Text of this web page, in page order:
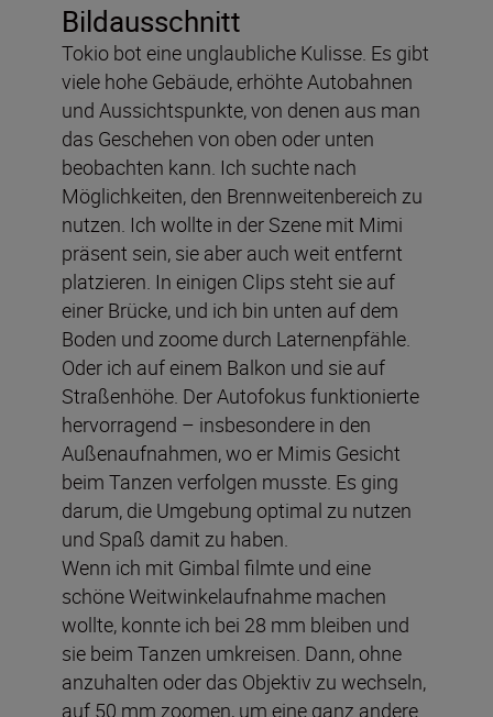
Bildausschnitt
Tokio bot eine unglaubliche Kulisse. Es gibt
viele hohe Gebäude, erhöhte Autobahnen
und Aussichtspunkte, von denen aus man
das Geschehen von oben oder unten
beobachten kann. Ich suchte nach
Möglichkeiten, den Brennweitenbereich zu
nutzen. Ich wollte in der Szene mit Mimi
präsent sein, sie aber auch weit entfernt
platzieren. In einigen Clips steht sie auf
einer Brücke, und ich bin unten auf dem
Boden und zoome durch Laternenpfähle.
Oder ich auf einem Balkon und sie auf
Straßenhöhe. Der Autofokus funktionierte
hervorragend – insbesondere in den
Außenaufnahmen, wo er Mimis Gesicht
beim Tanzen verfolgen musste. Es ging
darum, die Umgebung optimal zu nutzen
und Spaß damit zu haben.
Wenn ich mit Gimbal filmte und eine
schöne Weitwinkelaufnahme machen
wollte, konnte ich bei 28 mm bleiben und
sie beim Tanzen umkreisen. Dann, ohne
anzuhalten oder das Objektiv zu wechseln,
auf 50 mm zoomen, um eine ganz andere